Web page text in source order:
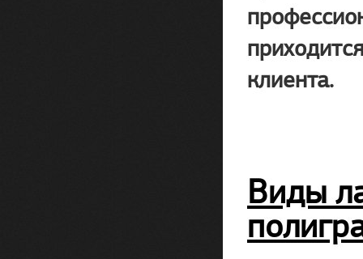
клиента.
Виды